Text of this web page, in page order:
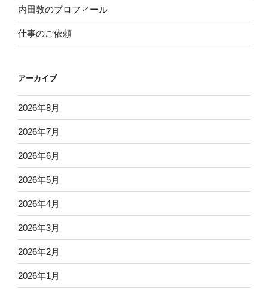
内田敦のプロフィール
仕事のご依頼
アーカイブ
2026年8月
2026年7月
2026年6月
2026年5月
2026年4月
2026年3月
2026年2月
2026年1月